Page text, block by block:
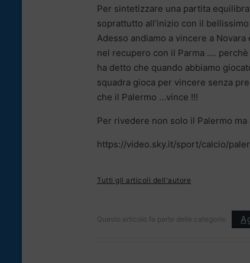
Per sintetizzare una partita
soprattutto all’inizio con il
Adesso andiamo a vincere a
nel recupero con il Parma ….
ha detto che quando abbiamo
squadra gioca per vincere senza
che il Palermo …vince !!!
Per rivedere non solo il Palermo
https://video.sky.it/sport/calcio/
Tutti gli articoli dell'autore
Questo articolo fa parte delle categorie: